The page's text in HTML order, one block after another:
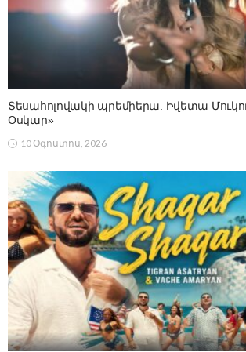
Տեսահոլովակի պրեմիերա. Իվետա
Օսկար»
10 Օգոստոս, 2026